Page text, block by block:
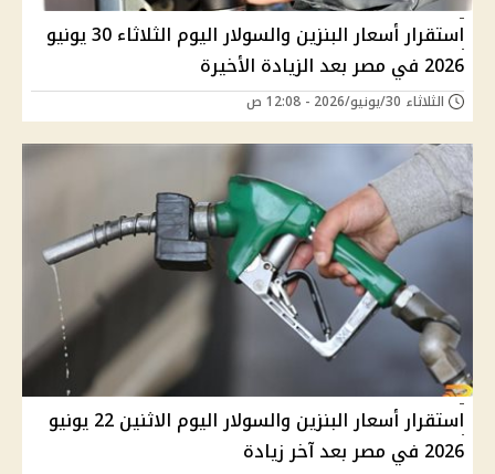
استقرار أسعار البنزين والسولار اليوم الثلاثاء 30 يونيو
2026 في مصر بعد الزيادة الأخيرة
الثلاثاء 30/يونيو/2026 - 12:08 ص
استقرار أسعار البنزين والسولار اليوم الاثنين 22 يونيو
2026 في مصر بعد آخر زيادة